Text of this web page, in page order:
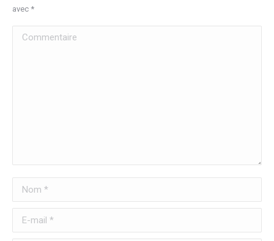
avec *
Commentaire
Nom *
E-mail *